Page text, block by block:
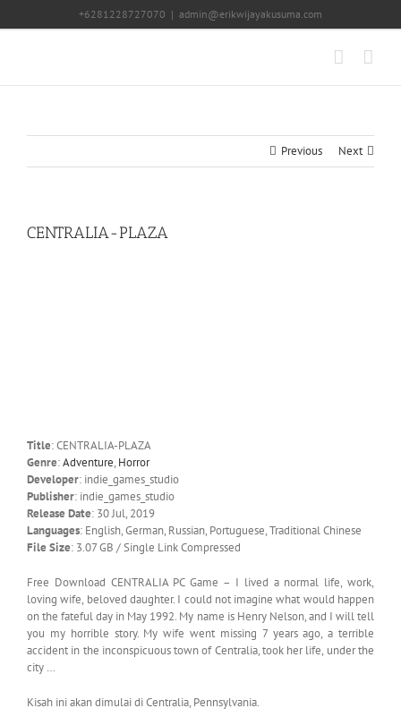
+6281228727070 | admin@erikwijayakusuma.com
Previous Next
CENTRALIA-PLAZA
Title: CENTRALIA-PLAZA
Genre:Adventure, Horror
Developer: indie_games_studio
Publisher: indie_games_studio
Release Date: 30 Jul, 2019
Languages: English, German, Russian, Portuguese, Traditional Chinese
File Size: 3.07 GB / Single Link Compressed
Free Download CENTRALIA PC Game – I lived a normal life, work,
loving wife, beloved daughter. I could not imagine what would happen
on the fateful day in May 1992. My name is Henry Nelson, and I will tell
you my horrible story. My wife went missing 7 years ago, a terrible
accident in the inconspicuous town of Centralia, took her life, under the
city …
Kisah ini akan dimulai di Centralia, Pennsylvania.